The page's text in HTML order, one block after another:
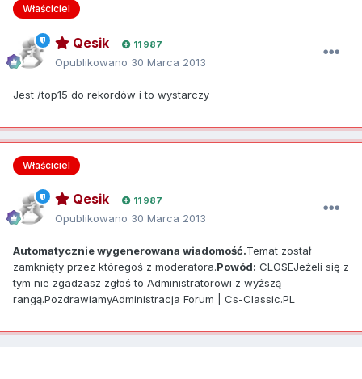
Właściciel
Qesik 11 987
Opublikowano 30 Marca 2013
Jest /top15 do rekordów i to wystarczy
Właściciel
Qesik 11 987
Opublikowano 30 Marca 2013
Automatycznie wygenerowana wiadomość.Temat został
zamknięty przez któregoś z moderatora.Powód: CLOSEJeżeli się z
tym nie zgadzasz zgłoś to Administratorowi z wyższą
rangą.PozdrawiamyAdministracja Forum | Cs-Classic.PL